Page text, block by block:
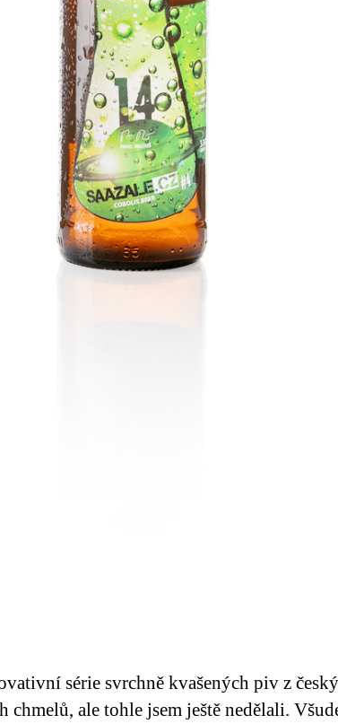
série svrchně kvašených piv z
chmelů, ale tohle jsem ještě nedělali.